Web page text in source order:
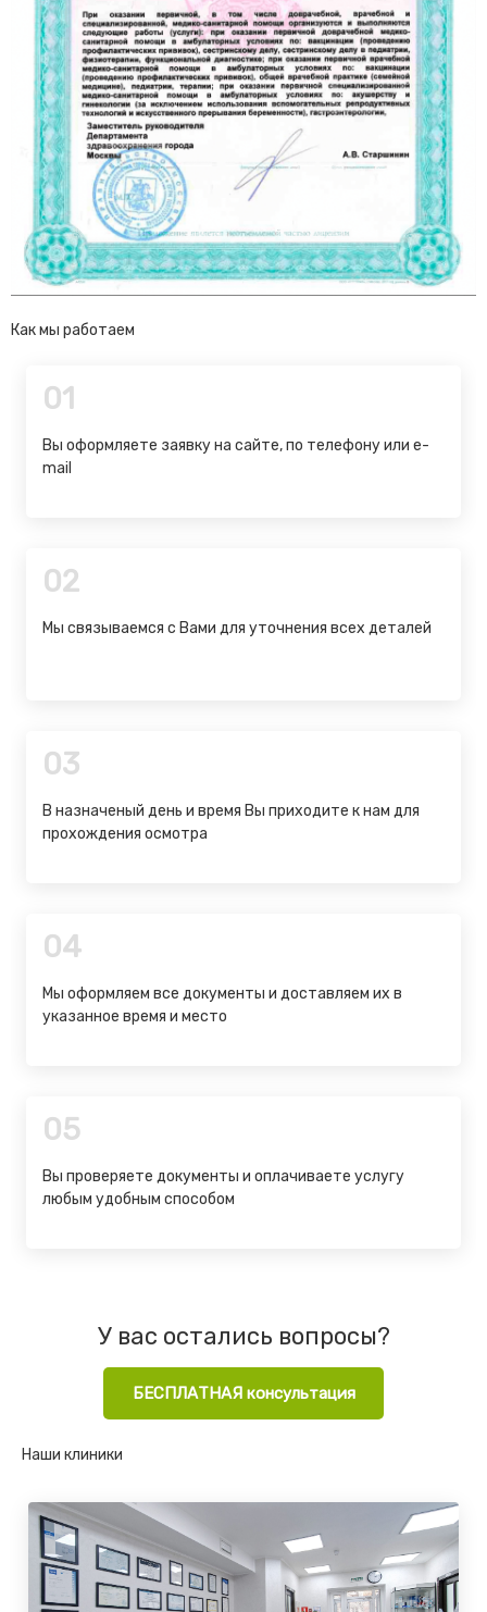
Как мы работаем
01
Вы оформляете заявку на сайте, по телефону или e-
mail
02
Мы связываемся с Вами для уточнения всех деталей
03
В назначеный день и время Вы приходите к нам для
прохождения осмотра
04
Мы оформляем все документы и доставляем их в
указанное время и место
05
Вы проверяете документы и оплачиваете услугу
любым удобным способом
У вас остались вопросы?
БЕСПЛАТНАЯ консультация
Наши клиники